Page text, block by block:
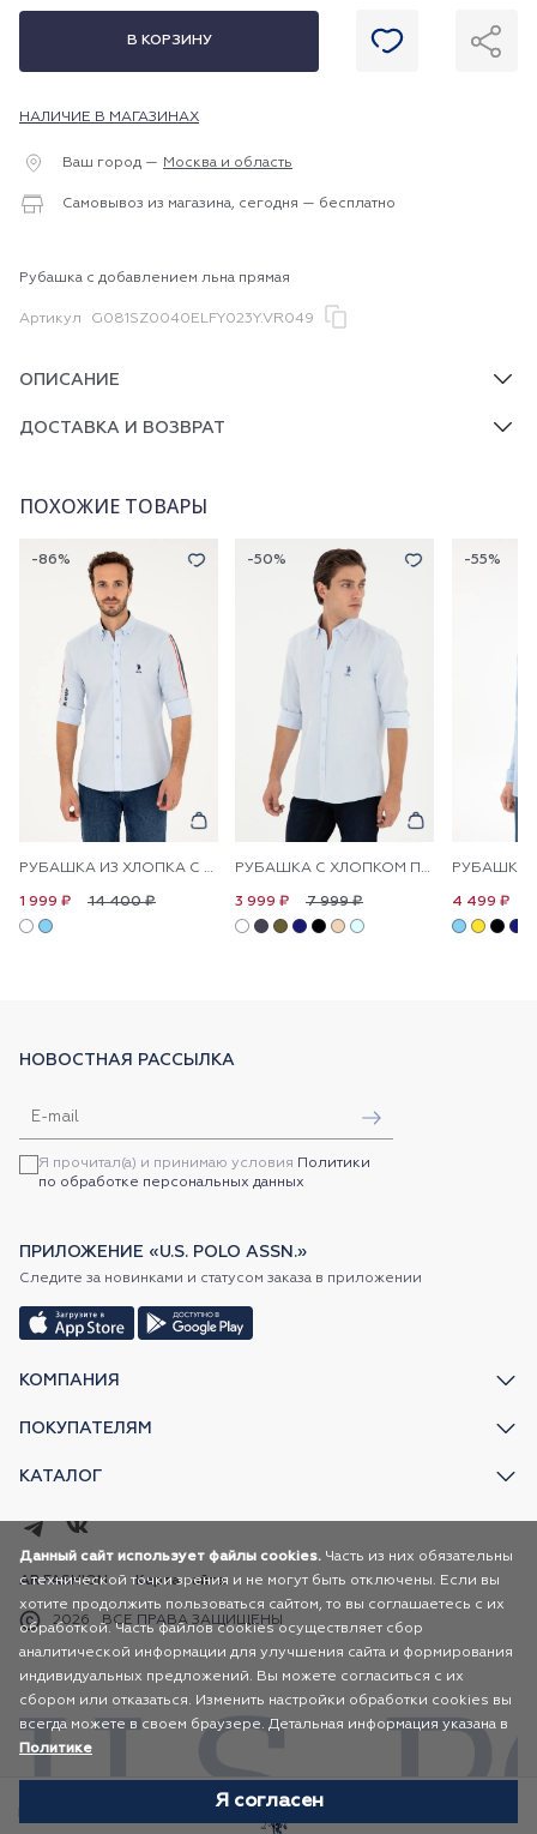
В КОРЗИНУ
НАЛИЧИЕ В МАГАЗИНАХ
Ваш город — Москва и область
Самовывоз из магазина, сегодня — бесплатно
Рубашка с добавлением льна прямая
Артикул G081SZ0040ELFY023Y.VR049
ОПИСАНИЕ
ДОСТАВКА И ВОЗВРАТ
ПОХОЖИЕ ТОВАРЫ
-86%
РУБАШКА ИЗ ХЛОПКА С ПРИНТОМ ПРЯМАЯ
14 400 ₽
1 999 ₽
-50%
РУБАШКА С ХЛОПКОМ ПРИТАЛЕННАЯ
7 999 ₽
3 999 ₽
-55%
4 499 ₽
КОМПАНИЯ
ПОКУПАТЕЛЯМ
КАТАЛОГ
НОВОСТНАЯ РАССЫЛКА
Я прочитал(а) и принимаю условия Политики
по обработке персональных данных
ПРИЛОЖЕНИЕ «U.S. POLO ASSN.»
Следите за новинками и статусом заказа в приложении
2026 ВСЕ ПРАВА ЗАЩИЩЕНЫ
AR FASHION Карта сайта
Данный сайт использует файлы cookies. Часть из них обязательны
с технической точки зрения и не могут быть отключены. Если вы
хотите продолжить пользоваться сайтом, то вы соглашаетесь с их
обработкой. Часть файлов cookies осуществляет сбор
аналитической информации для улучшения сайта и формирования
индивидуальных предложений. Вы можете согласиться с их
сбором или отказаться. Изменить настройки обработки cookies вы
всегда можете в своем браузере. Детальная информация указана в
Политике
Я согласен